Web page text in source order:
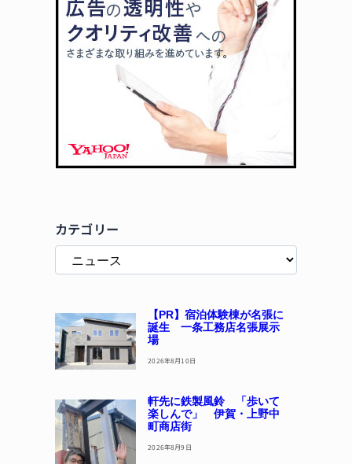
カテゴリー
【PR】宿泊体験棟が名張に
誕生 一条工務店名張展示
場
2026年8月10日
軒先に鉄製風鈴 「歩いて
楽しんで」 伊賀・上野中
町商店街
2026年8月9日